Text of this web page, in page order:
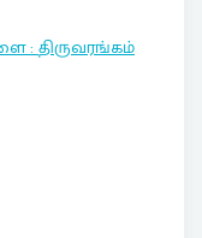
:திருவரங்கம்